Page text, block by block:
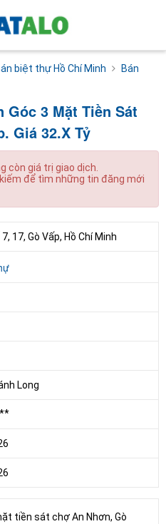
biệt thự Hồ Chí Minh
Bán
Góc 3 Mặt Tiền Sát
Giá 32.X Tỷ
còn giá trị giao dịch.
để tìm những tin đăng mới
17, Gò Vấp, Hồ Chí Minh
Long
tiền sát chợ An Nhơn, Gò